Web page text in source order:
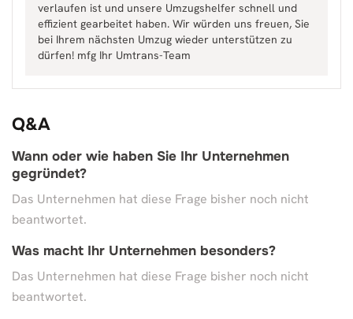
verlaufen ist und unsere Umzugshelfer schnell und
effizient gearbeitet haben. Wir würden uns freuen, Sie
bei Ihrem nächsten Umzug wieder unterstützen zu
dürfen! mfg Ihr Umtrans-Team
Q&A
Wann oder wie haben Sie Ihr Unternehmen
gegründet?
Das Unternehmen hat diese Frage bisher noch nicht
beantwortet.
Was macht Ihr Unternehmen besonders?
Das Unternehmen hat diese Frage bisher noch nicht
beantwortet.